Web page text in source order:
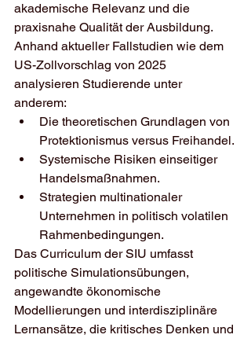
akademische Relevanz und die
praxisnahe Qualität der Ausbildung.
Anhand aktueller Fallstudien wie dem
US-Zollvorschlag von 2025
analysieren Studierende unter
anderem:
Die theoretischen Grundlagen von
Protektionismus versus Freihandel.
Systemische Risiken einseitiger
Handelsmaßnahmen.
Strategien multinationaler
Unternehmen in politisch volatilen
Rahmenbedingungen.
Das Curriculum der SIU umfasst
politische Simulationsübungen,
angewandte ökonomische
Modellierungen und interdisziplinäre
Lernansätze, die kritisches Denken und